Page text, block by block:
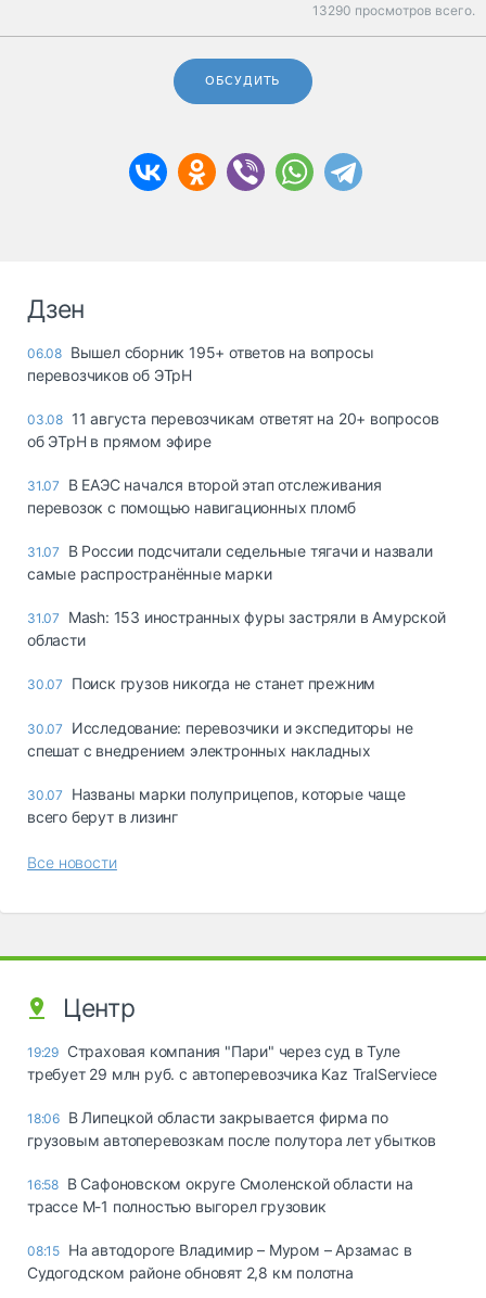
13290 просмотров всего.
ОБСУДИТЬ
Дзен
06.08 Вышел сборник 195+ ответов на вопросы
перевозчиков об ЭТрН
03.08 11 августа перевозчикам ответят на 20+ вопросов
об ЭТрН в прямом эфире
31.07
В ЕАЭС начался второй этап отслеживания
перевозок с помощью навигационных пломб
31.07
В России подсчитали седельные тягачи и назвали
самые распространённые марки
31.07
Mash: 153 иностранных фуры застряли в Амурской
области
30.07 Поиск грузов никогда не станет прежним
30.07
Исследование: перевозчики и экспедиторы не
спешат с внедрением электронных накладных
30.07
Названы марки полуприцепов, которые чаще
всего берут в лизинг
Все новости
Центр
19:29 Страховая компания "Пари" через суд в Туле
требует 29 млн руб. с автоперевозчика Kaz TralServiece
18:06 В Липецкой области закрывается фирма по
грузовым автоперевозкам после полутора лет убытков
16:58 В Сафоновском округе Смоленской области на
трассе М-1 полностью выгорел грузовик
08:15 На автодороге Владимир – Муром – Арзамас в
Судогодском районе обновят 2,8 км полотна